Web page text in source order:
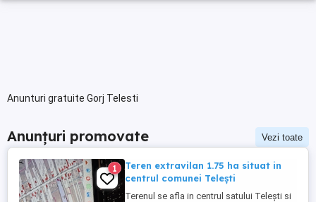
Anunturi gratuite Gorj Telesti
Anunțuri promovate Vezi toate
1
Teren extravilan 1.75 ha situat in
centrul comunei Telești
Terenul se afla in centrul satului Telești si